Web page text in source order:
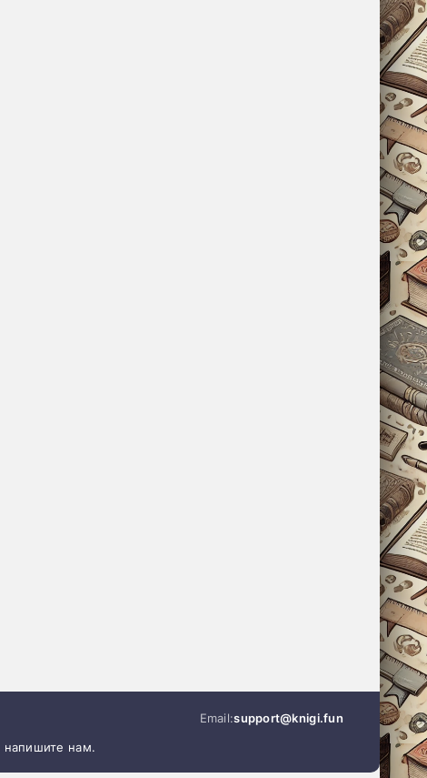
Email:support@knigi.fun
напишите нам.